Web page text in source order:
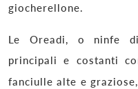
giocherellone.
Le Oreadi, o ninfe
principali e costanti
fanciulle alte e